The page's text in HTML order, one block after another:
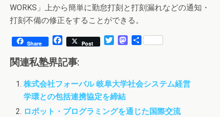
WORKS」上から簡単に勤怠打刻と打刻漏れなどの通知・
打刻不備の修正をすることができる。
Share
F
c
e
o
o
k
Post
t
e
r
M
o
d
n
共
関連私塾界記事:
株式会社フォーバル 岐阜大学社会システム経営
学環との包括連携協定を締結
ロボット・プログラミングを通じた国際交流